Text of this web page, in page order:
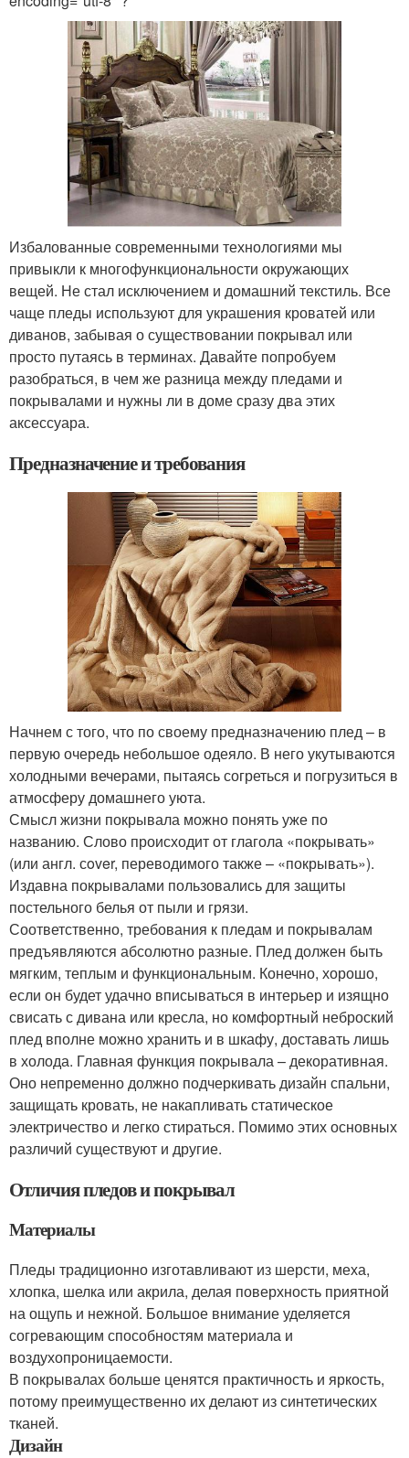
Избалованные современными технологиями мы
привыкли к многофункциональности окружающих
вещей. Не стал исключением и домашний текстиль. Все
чаще пледы используют для украшения кроватей или
диванов, забывая о существовании покрывал или
просто путаясь в терминах. Давайте попробуем
разобраться, в чем же разница между пледами и
покрывалами и нужны ли в доме сразу два этих
аксессуара.
Предназначение и требования
Начнем с того, что по своему предназначению плед – в
первую очередь небольшое одеяло. В него укутываются
холодными вечерами, пытаясь согреться и погрузиться в
атмосферу домашнего уюта.
Смысл жизни покрывала можно понять уже по
названию. Слово происходит от глагола «покрывать»
(или англ. сover, переводимого также – «покрывать»).
Издавна покрывалами пользовались для защиты
постельного белья от пыли и грязи.
Соответственно, требования к пледам и покрывалам
предъявляются абсолютно разные. Плед должен быть
мягким, теплым и функциональным. Конечно, хорошо,
если он будет удачно вписываться в интерьер и изящно
свисать с дивана или кресла, но комфортный неброский
плед вполне можно хранить и в шкафу, доставать лишь
в холода. Главная функция покрывала – декоративная.
Оно непременно должно подчеркивать дизайн спальни,
защищать кровать, не накапливать статическое
электричество и легко стираться. Помимо этих основных
различий существуют и другие.
Отличия пледов и покрывал
Материалы
Пледы традиционно изготавливают из шерсти, меха,
хлопка, шелка или акрила, делая поверхность приятной
на ощупь и нежной. Большое внимание уделяется
согревающим способностям материала и
воздухопроницаемости.
В покрывалах больше ценятся практичность и яркость,
потому преимущественно их делают из синтетических
тканей.
Дизайн